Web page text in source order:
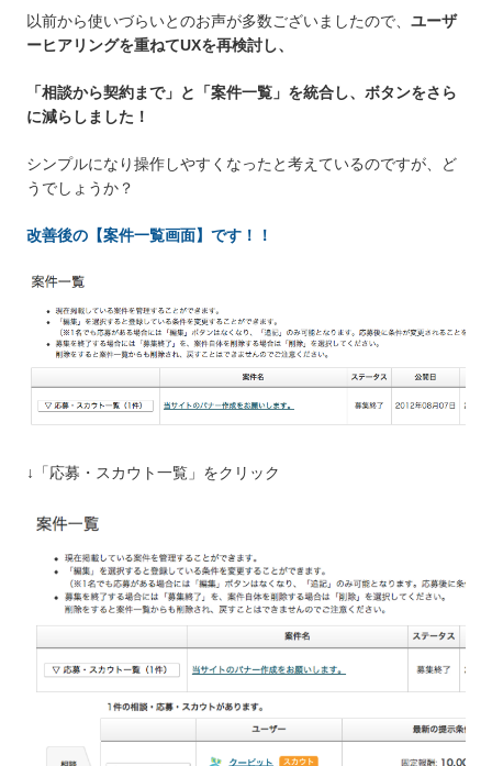
以前から使いづらいとのお声が多数ございましたので、 ユーザ
ーヒアリングを重ねてUXを再検討し、
「相談から契約まで」と「案件一覧」を統合し、ボタンをさら
に減らしました！
シンプルになり操作しやすくなったと考えているのですが、ど
うでしょうか？
改善後の【案件一覧画面】です！！
↓「応募・スカウト一覧」をクリック